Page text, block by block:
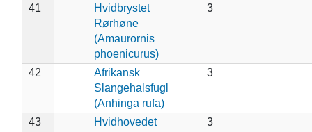
41
Hvidbrystet
Rørhøne
(Amaurornis
phoenicurus)
3
42
Afrikansk
Slangehalsfugl
(Anhinga rufa)
3
43
Hvidhovedet
3